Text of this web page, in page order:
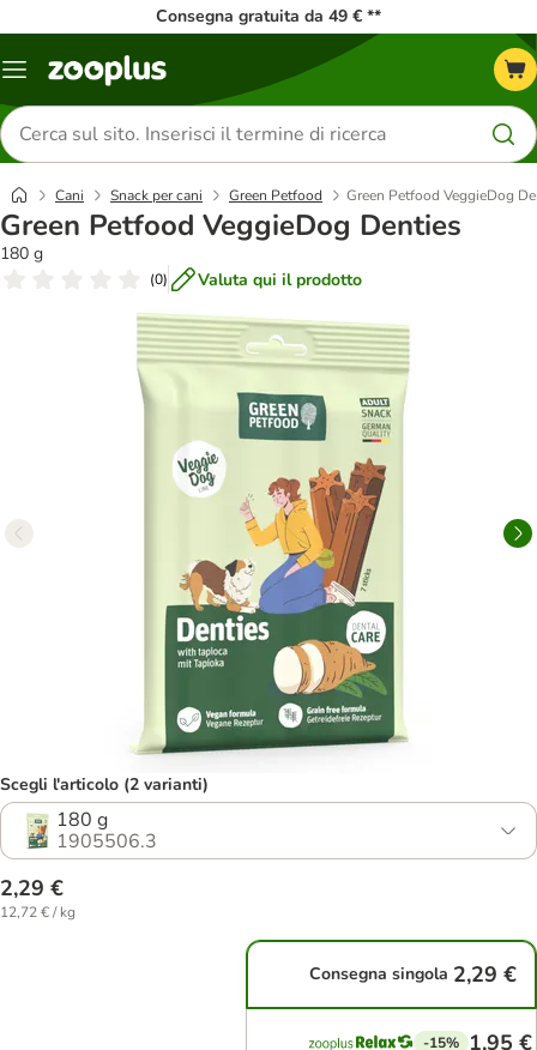
Consegna gratuita da 49 € **
Overview
Cerca
prodotti
Cani Snack per cani Green Petfood Green Petfood VeggieDog
Green Petfood VeggieDog Denties
180 g
(0) Valuta qui il prodotto
Scegli l'articolo (2 varianti)
180 g
1905506.3
2,29 €
12,72 € / kg
Consegna singola 2,29 €
-15% 1,95 €